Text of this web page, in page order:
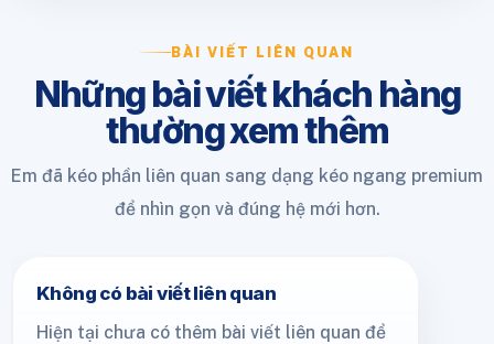
BÀI VIẾT LIÊN QUAN
Những bài viết khách hàng
thường xem thêm
Em đã kéo phần liên quan sang dạng kéo ngang premium
để nhìn gọn và đúng hệ mới hơn.
Không có bài viết liên quan
Hiện tại chưa có thêm bài viết liên quan để